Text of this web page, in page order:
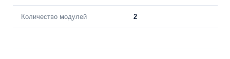
Количество модулей 2